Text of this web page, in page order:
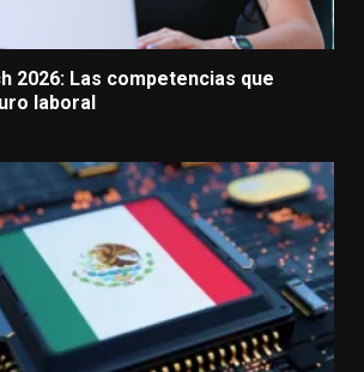
2026: Las competencias que
laboral